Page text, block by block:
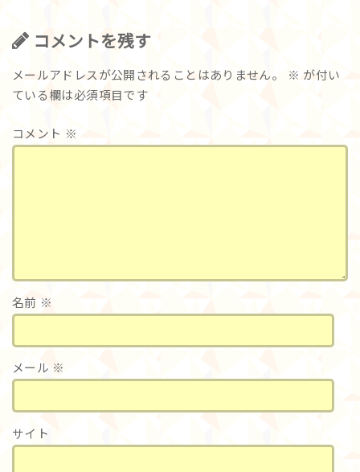
コメントを残す
メールアドレスが公開されることはありません。 ※ が付い
ている欄は必須項目です
コメント ※
名前 ※
メール ※
サイト